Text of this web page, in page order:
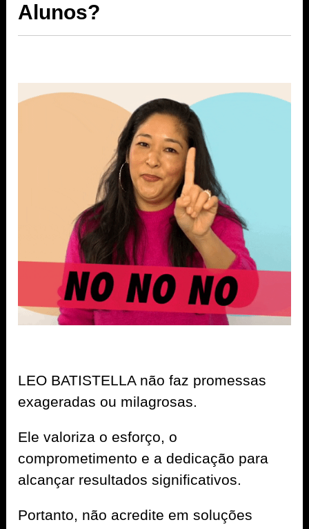
Alunos?
LEO BATISTELLA não faz promessas
exageradas ou milagrosas.
Ele valoriza o esforço, o
comprometimento e a dedicação para
alcançar resultados significativos.
Portanto, não acredite em soluções